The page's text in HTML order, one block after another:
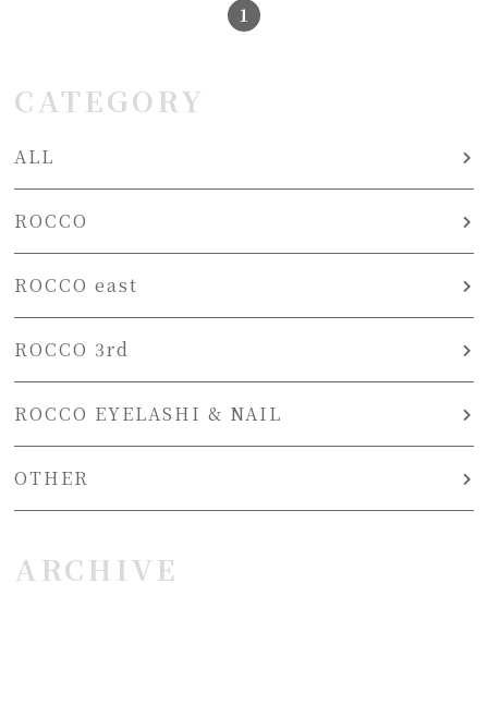
1
CATEGORY
ALL
ROCCO
ROCCO east
ROCCO 3rd
ROCCO EYELASHI & NAIL
OTHER
ARCHIVE